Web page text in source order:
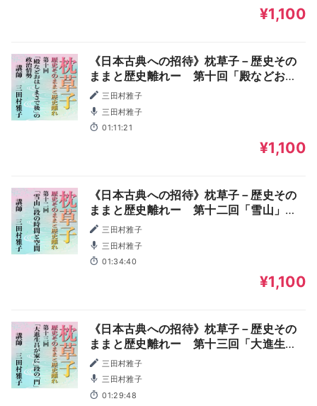
¥1,100
《日本古典への招待》枕草子－歴史その
ままと歴史離れー 第十回「殿などおは
しまさで後」の政治情勢
三田村雅子
三田村雅子
01:11:21
¥1,100
《日本古典への招待》枕草子－歴史その
ままと歴史離れー 第十二回「雪山」段
の時間と空間
三田村雅子
三田村雅子
01:34:40
¥1,100
《日本古典への招待》枕草子－歴史その
ままと歴史離れー 第十三回「大進生昌
が家に」段の「門」
三田村雅子
三田村雅子
01:29:48